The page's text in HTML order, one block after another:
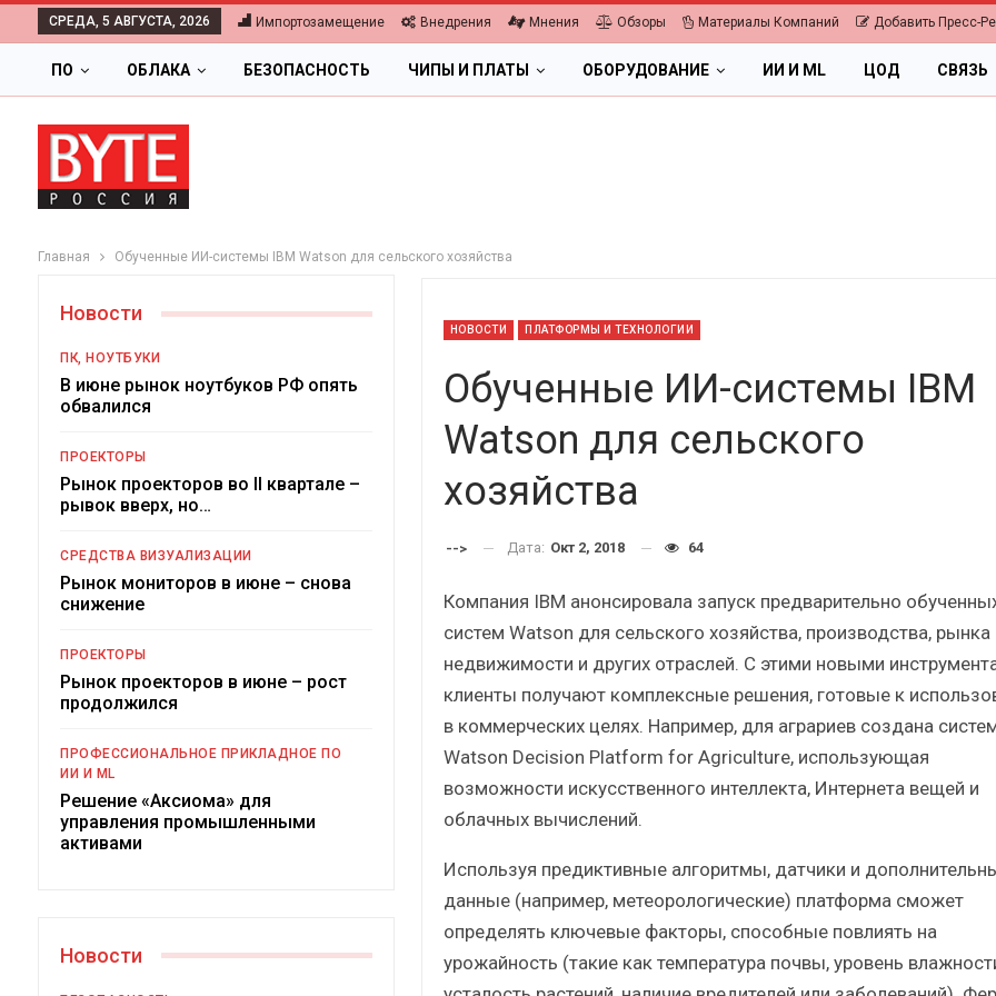
СРЕДА, 5 АВГУСТА, 2026 Импортозамещение Внедрения Мнения Обзоры Материалы Компаний Добавить Пресс-
ПО ОБЛАКА БЕЗОПАСНОСТЬ ЧИПЫ И ПЛАТЫ ОБОРУДОВАНИЕ ИИ И ML ЦОД СВЯЗЬ
Главная Обученные ИИ-системы IBM Watson для сельского хозяйства
НОВОСТИ ПЛАТФОРМЫ И ТЕХНОЛОГИИ
Обученные ИИ-системы IBM
Watson для сельского
хозяйства
--> Дата: Окт 2, 2018 64
Компания IBM анонсировала запуск предварительно
систем Watson для сельского хозяйства, производства, рынка
недвижимости и других отраслей. С этими новыми
клиенты получают комплексные решения, готовые к
в коммерческих целях. Например, для аграриев создана
Watson Decision Platform for Agriculture, использующая
возможности искусственного интеллекта, Интернета вещей и
облачных вычислений.
Используя предиктивные алгоритмы, датчики и
данные (например, метеорологические) платформа сможет
определять ключевые факторы, способные повлиять на
урожайность (такие как температура почвы, уровень
Новости
ПК, НОУТБУКИ
В июне рынок ноутбуков РФ опять
обвалился
ПРОЕКТОРЫ
Рынок проекторов во II квартале –
рывок вверх, но…
СРЕДСТВА ВИЗУАЛИЗАЦИИ
Рынок мониторов в июне – снова
снижение
ПРОЕКТОРЫ
Рынок проекторов в июне – рост
продолжился
ПРОФЕССИОНАЛЬНОЕ ПРИКЛАДНОЕ ПО
ИИ И ML
Решение «Аксиома» для
управления промышленными
активами
Новости
Цифровая экономика 2026.
Краткий статистический
Подкосят ли глобальные угрозы
российский рынок ИБП?
Итоги и Бестселлеры
ИБП
Отрасль ИБП в депрессии?
Часть II.